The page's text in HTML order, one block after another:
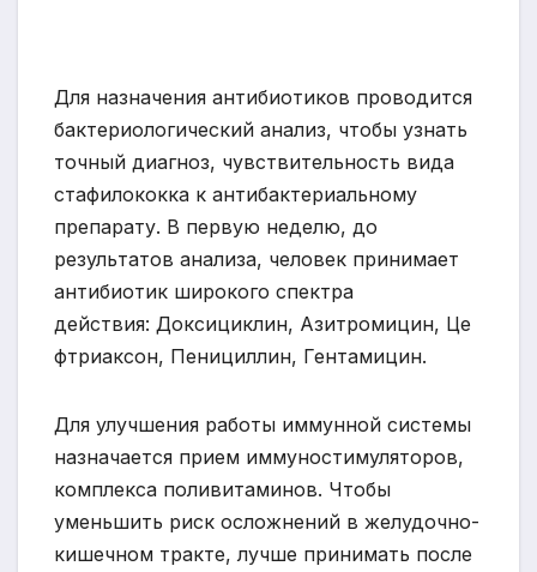
Для назначения антибиотиков проводится
бактериологический анализ, чтобы узнать
точный диагноз, чувствительность вида
стафилококка к антибактериальному
препарату. В первую неделю, до
результатов анализа, человек принимает
антибиотик широкого спектра
действия: Доксициклин, Азитромицин, Це
фтриаксон, Пенициллин, Гентамицин.
Для улучшения работы иммунной системы
назначается прием иммуностимуляторов,
комплекса поливитаминов. Чтобы
уменьшить риск осложнений в желудочно-
кишечном тракте, лучше принимать после